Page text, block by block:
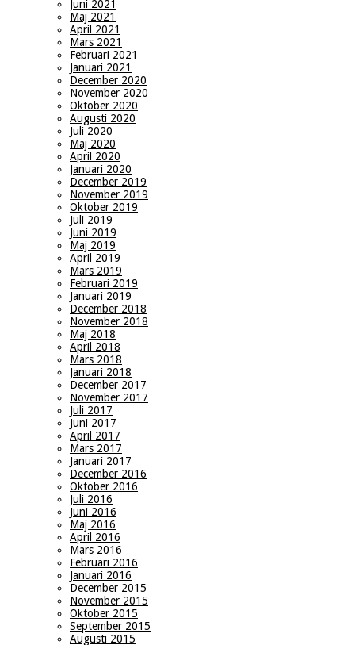
Juni 2021
Maj 2021
April 2021
Mars 2021
Februari 2021
Januari 2021
December 2020
November 2020
Oktober 2020
Augusti 2020
Juli 2020
Maj 2020
April 2020
Januari 2020
December 2019
November 2019
Oktober 2019
Juli 2019
Juni 2019
Maj 2019
April 2019
Mars 2019
Februari 2019
Januari 2019
December 2018
November 2018
Maj 2018
April 2018
Mars 2018
Januari 2018
December 2017
November 2017
Juli 2017
Juni 2017
April 2017
Mars 2017
Januari 2017
December 2016
Oktober 2016
Juli 2016
Juni 2016
Maj 2016
April 2016
Mars 2016
Februari 2016
Januari 2016
December 2015
November 2015
Oktober 2015
September 2015
Augusti 2015